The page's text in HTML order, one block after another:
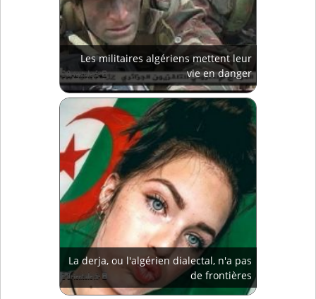
Les militaires algériens mettent leur
vie en danger
La derja, ou l'algérien dialectal, n'a pas
de frontières